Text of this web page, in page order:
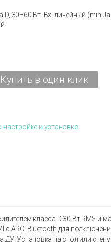
D, 30–60 Вт. Вх: линейный
Купить в один клик
и установке.
класса D 30 Вт RMS и
с ARC, Bluetooth для
Установка на стол или стену